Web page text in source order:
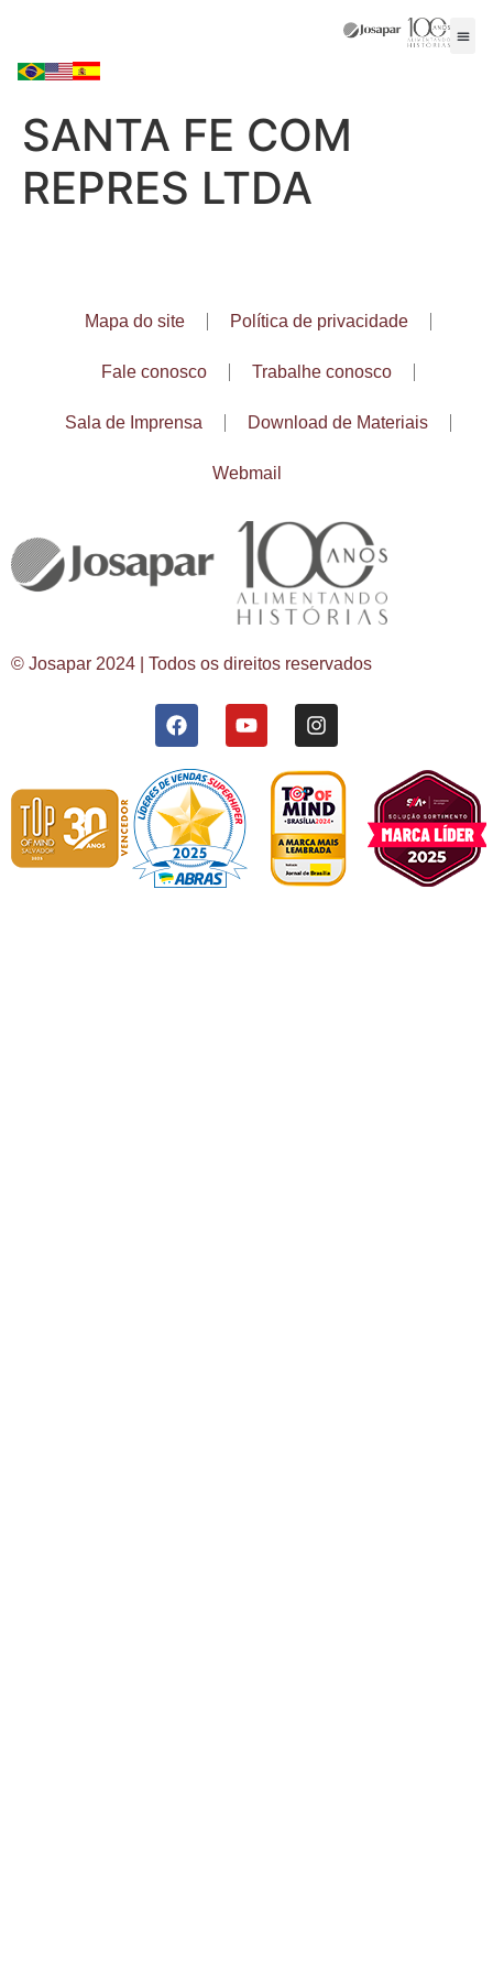
SANTA FE COM
REPRES LTDA
Mapa do site Política de privacidade
Fale conosco Trabalhe conosco
Sala de Imprensa Download de Materiais
Webmail
© Josapar 2024 | Todos os direitos reservados